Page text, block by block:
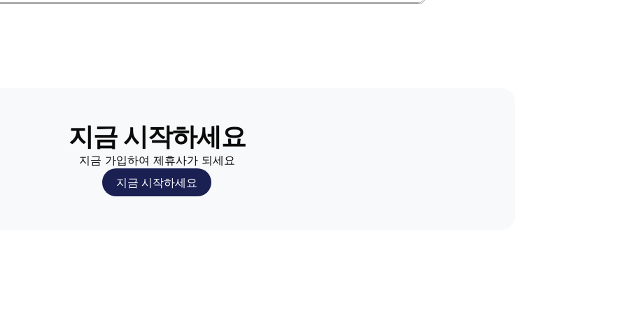
Analytics
题
지금 시작하세요
지금 가입하여 제휴사가 되세요
지금 시작하세요